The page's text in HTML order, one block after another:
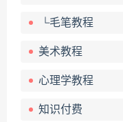
└毛笔教程
美术教程
心理学教程
知识付费